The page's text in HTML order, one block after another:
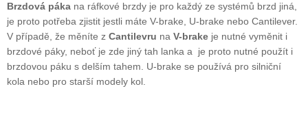
Brzdová páka na ráfkové brzdy je pro každý ze systémů brzd jiná,
je proto potřeba zjistit jestli máte V-brake, U-brake nebo Cantilever.
V případě, že měníte z Cantilevru na V-brake je nutné vyměnit i
brzdové páky, neboť je zde jiný tah lanka a je proto nutné použít i
brzdovou páku s delším tahem. U-brake se používá pro silniční
kola nebo pro starší modely kol.